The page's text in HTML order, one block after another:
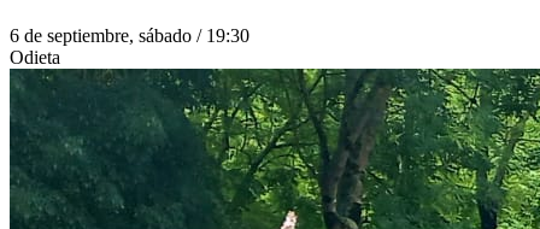
6 de septiembre, sábado / 19:30
Odieta